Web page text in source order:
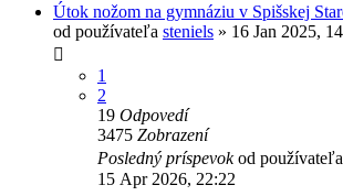
Útok nožom na gymnáziu v Spišskej
od používateľa steniels » 16 Jan 2025,
1
2
19 Odpovedí
3475 Zobrazení
Posledný príspevokod používateľa
15 Apr 2026, 22:22